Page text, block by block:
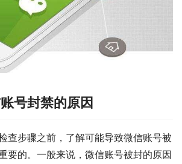
号封禁的原因
查步骤之前，了解可能导致微信账号被
要的。一般来说，微信账号被封的原因